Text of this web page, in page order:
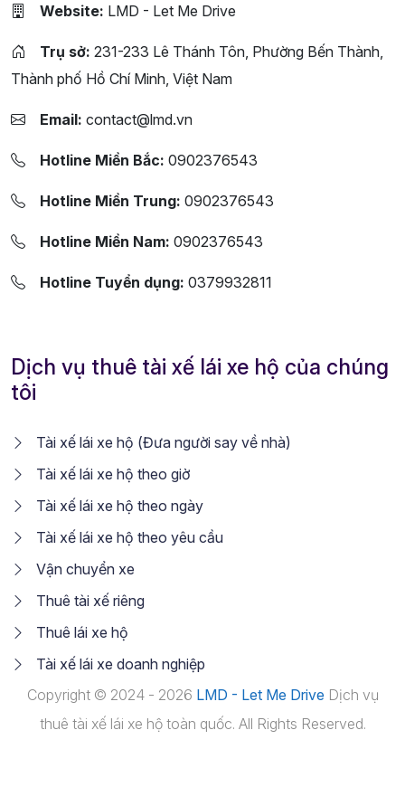
Website: LMD - Let Me Drive
Trụ sở: 231-233 Lê Thánh Tôn, Phường Bến Thành,
Thành phố Hồ Chí Minh, Việt Nam
Email: contact@lmd.vn
Hotline Miền Bắc: 0902376543
Hotline Miền Trung: 0902376543
Hotline Miền Nam: 0902376543
Hotline Tuyển dụng: 0379932811
Dịch vụ thuê tài xế lái xe hộ của chúng
tôi
Tài xế lái xe hộ (Đưa người say về nhà)
Tài xế lái xe hộ theo giờ
Tài xế lái xe hộ theo ngày
Tài xế lái xe hộ theo yêu cầu
Vận chuyển xe
Thuê tài xế riêng
Thuê lái xe hộ
Tài xế lái xe doanh nghiệp
Copyright © 2024 - 2026 LMD - Let Me Drive Dịch vụ
thuê tài xế lái xe hộ toàn quốc. All Rights Reserved.